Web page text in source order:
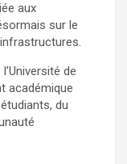
aux
sur le
de
académique
du